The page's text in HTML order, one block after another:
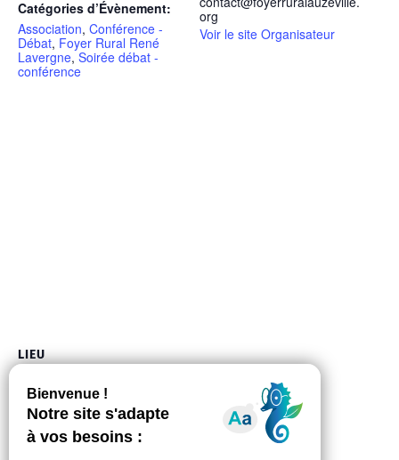
Catégories d’Évènement:
Association, Conférence -
Débat, Foyer Rural René
Lavergne, Soirée débat -
conférence
org
Voir le site Organisateur
LIEU
salle de la Durante
1, chemin du Moulin Armand
Auzeville-Tolosane
31320
+ Google Map